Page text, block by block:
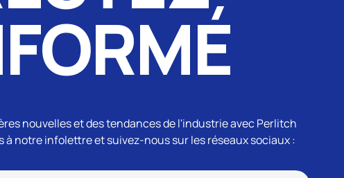
nouvelles et des tendances de l'industrie avec Perlitch
à notre infolettre et suivez-nous sur les réseaux sociaux :